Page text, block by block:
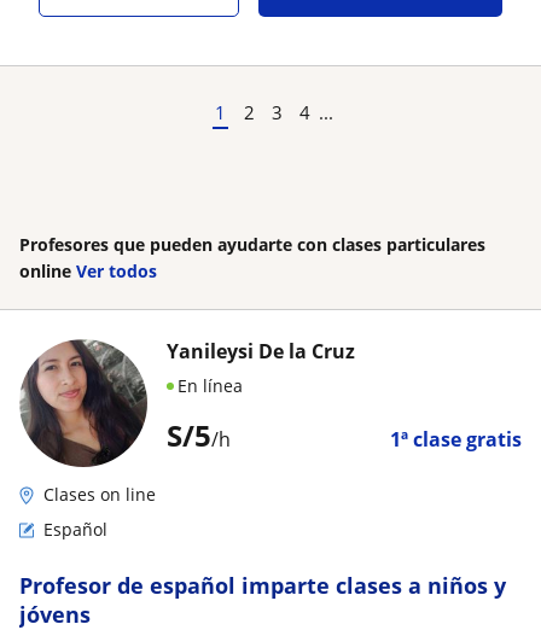
1 2 3 4 ...
Profesores que pueden ayudarte con clases particulares
online Ver todos
S/5/h 1ª clase gratis
Yanileysi De la Cruz
En línea
Clases on line
Español
Profesor de español imparte clases a niños y
jóvens